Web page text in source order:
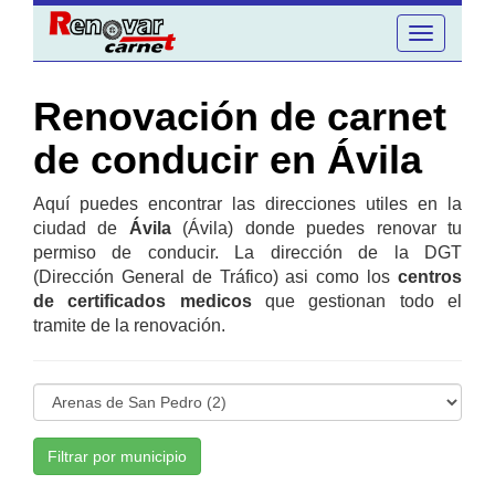
Toggle
navigation
Renovación de carnet
de conducir en Ávila
Aquí puedes encontrar las direcciones utiles en la
ciudad de Ávila(Ávila) donde puedes renovar tu
permiso de conducir. La dirección de la DGT
(Dirección General de Tráfico) asi como los centros
de certificados medicosque gestionan todo el
tramite de la renovación.
Filtrar por municipio